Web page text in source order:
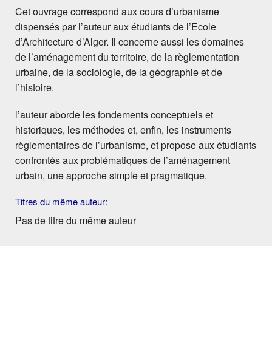
Cet ouvrage correspond aux cours d’urbanisme
dispensés par l’auteur aux étudiants de l’Ecole
d’Architecture d’Alger. Il concerne aussi les domaines
de l’aménagement du territoire, de la règlementation
urbaine, de la sociologie, de la géographie et de
l’histoire.
l’auteur aborde les fondements conceptuels et
historiques, les méthodes et, enfin, les instruments
règlementaires de l’urbanisme, et propose aux étudiants
confrontés aux problématiques de l’aménagement
urbain, une approche simple et pragmatique.
Titres du même auteur:
Pas de titre du même auteur